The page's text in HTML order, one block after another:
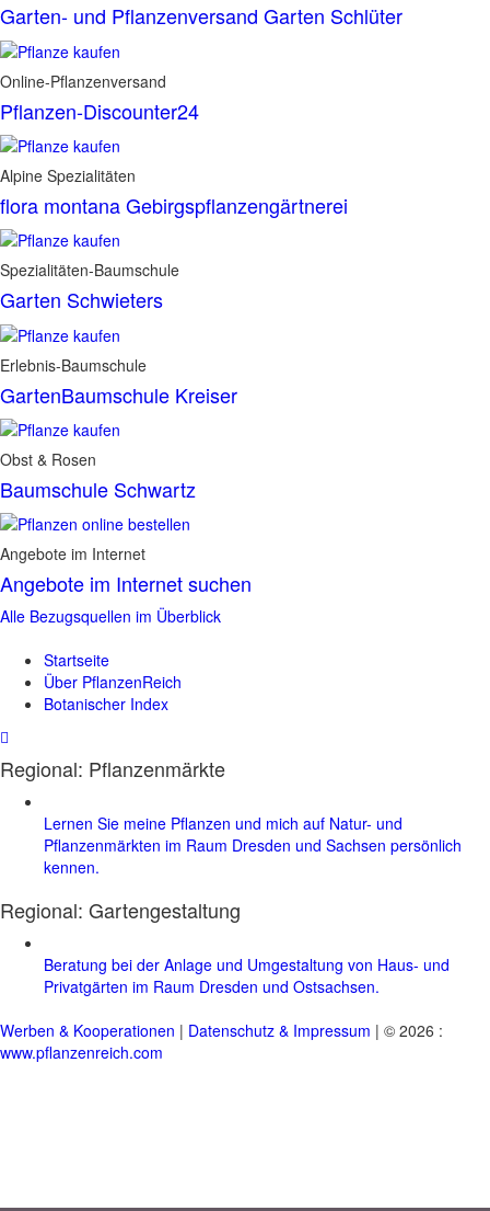
Garten- und Pflanzenversand Garten Schlüter
Online-Pflanzenversand
Pflanzen-Discounter24
Alpine Spezialitäten
flora montana Gebirgspflanzengärtnerei
Spezialitäten-Baumschule
Garten Schwieters
Erlebnis-Baumschule
GartenBaumschule Kreiser
Obst & Rosen
Baumschule Schwartz
Angebote im Internet
Angebote im Internet suchen
Alle Bezugsquellen im Überblick
Startseite
Über PflanzenReich
Botanischer Index
Regional: Pflanzenmärkte
Lernen Sie meine Pflanzen und mich auf Natur- und
Pflanzenmärkten im Raum Dresden und Sachsen persönlich
kennen.
Regional: Gartengestaltung
Beratung bei der Anlage und Umgestaltung von Haus- und
Privatgärten im Raum Dresden und Ostsachsen.
Werben & Kooperationen | Datenschutz & Impressum | © 2026 :
www.pflanzenreich.com